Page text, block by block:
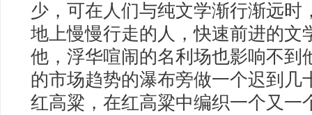
少，可在人们与纯文学渐行渐远时
地上慢慢行走的人，快速前进的文
他，浮华喧闹的名利场也影响不到
的市场趋势的瀑布旁做一个迟到几
红高粱，在红高粱中编织一个又一